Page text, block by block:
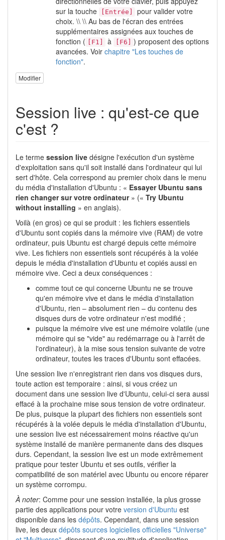
sur la touche
[Entrée]
pour valider votre
choix. \\ \\ Au bas de l'écran des entrées
supplémentaires assignées aux touches de
fonction (
[F1] à [F6]
) proposent des options
avancées. Voir chapitre "Les touches de
fonction".
Modifier
Session live : qu'est-ce que
c'est ?
Le terme session live désigne l'exécution d'un système
d'exploitation sans qu'il soit installé dans l'ordinateur qui lui
sert d'hôte. Cela correspond au premier choix dans le menu
du média d'installation d'Ubuntu : « Essayer Ubuntu sans
rien changer sur votre ordinateur» (« Try Ubuntu
without installing » en anglais).
Voilà (en gros) ce qui se produit : les fichiers essentiels
d'Ubuntu sont copiés dans la mémoire vive (RAM) de votre
ordinateur, puis Ubuntu est chargé depuis cette mémoire
vive. Les fichiers non essentiels sont récupérés à la volée
depuis le média d'installation d'Ubuntu et copiés aussi en
mémoire vive. Ceci a deux conséquences :
comme tout ce qui concerne Ubuntu ne se trouve
qu'en mémoire vive et dans le média d'installation
d'Ubuntu, rien – absolument rien – du contenu des
disques durs de votre ordinateur n'est modifié ;
puisque la mémoire vive est une mémoire volatile (une
mémoire qui se "vide" au redémarrage ou à l'arrêt de
l'ordinateur), à la mise sous tension suivante de votre
ordinateur, toutes les traces d'Ubuntu sont effacées.
Une session live n'enregistrant rien dans vos disques durs,
toute action est temporaire : ainsi, si vous créez un
document dans une session live d'Ubuntu, celui-ci sera aussi
effacé à la prochaine mise sous tension de votre ordinateur.
De plus, puisque la plupart des fichiers non essentiels sont
récupérés à la volée depuis le média d'installation d'Ubuntu,
une session live est nécessairement moins réactive qu'un
système installé de manière permanente dans des disques
durs. Cependant, la session live est un mode extrêmement
pratique pour tester Ubuntu et ses outils, vérifier la
compatibilité de son matériel avec Ubuntu ou encore réparer
un système corrompu.
À noter: Comme pour une session installée, la plus grosse
partie des applications pour votre version d'Ubuntu est
disponible dans les dépôts. Cependant, dans une session
live, les deux dépôts sources logicielles officielles "Universe"